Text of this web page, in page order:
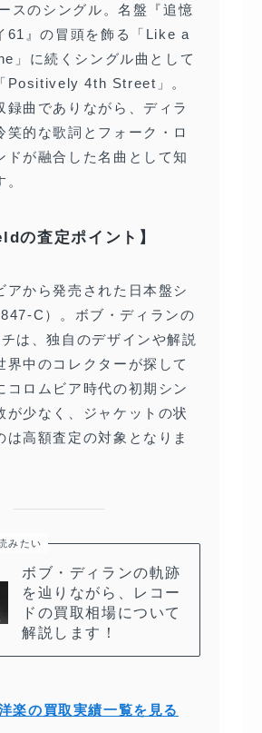
スのシングル。名盤『追憶
61』の冒頭を飾る「Like a
」に続くシングル曲として
Positively 4th Street」。
録曲でありながら、ディラ
笑的な歌詞とフォーク・ロ
ドが融合した名曲として知
の査定ポイント】
アから発売された日本盤シ
C）。ボブ・ディランの
は、独自のデザインや解説
界中のコレクターが探して
コロムビア時代の初期シン
が少なく、ジャケットの状
は高額査定の対象となりま
みたい
ボブ・ディランの軌跡
を辿りながら、レコー
ドの買取相場について
解説します！
楽の買取実績一覧を見る